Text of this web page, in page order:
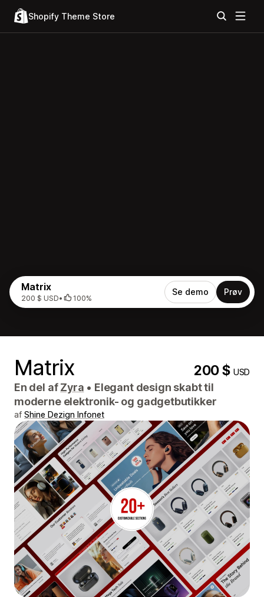
Shopify Theme Store
Matrix
200 $ USD• 100%
Se demo Prøv
Matrix 200 $USD
En del afZyra • Elegant design skabt til
moderne elektronik- og gadgetbutikker
af Shine Dezign Infonet